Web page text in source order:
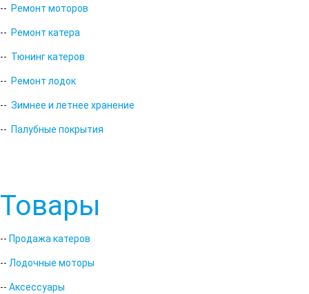
-- Ремонт моторов
-- Ремонт катера
-- Тюнинг катеров
-- Ремонт лодок
-- Зимнее и летнее хранение
-- Палубные покрытия
Товары
-- Продажа катеров
-- Лодочные моторы
-- Аксессуары